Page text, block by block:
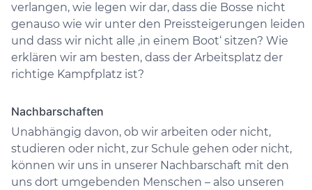
verlangen, wie legen wir dar, dass die Bosse nicht
genauso wie wir unter den Preissteigerungen leiden
und dass wir nicht alle ‚in einem Boot‘ sitzen? Wie
erklären wir am besten, dass der Arbeitsplatz der
richtige Kampfplatz ist?
Nachbarschaften
Unabhängig davon, ob wir arbeiten oder nicht,
studieren oder nicht, zur Schule gehen oder nicht,
können wir uns in unserer Nachbarschaft mit den
uns dort umgebenden Menschen – also unseren